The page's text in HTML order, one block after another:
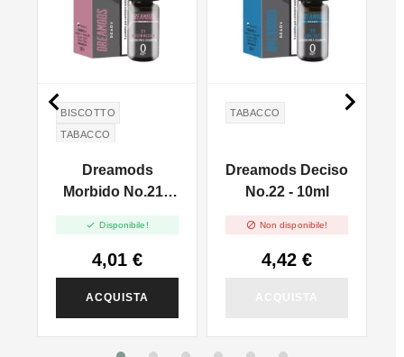
BISCOTTO
TABACCO
Dreamods
Morbido No.21 -
 Disponibile!
4,01 €
ACQUISTA
TABACCO
Dreamods Deciso
No.22 - 10ml
 Non disponibile!
4,42 €
 